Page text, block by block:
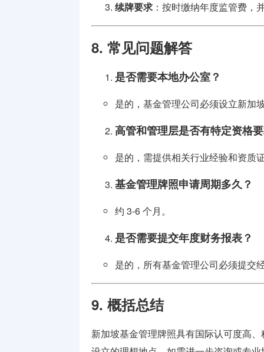
续牌要求 ：按时缴纳年度监管费，
8. 常见问题解答
是否需要本地办公室？
是的，基金管理公司必须设立新加
高管和管理层是否有特定资格
是的，需提供相关行业经验和资质
基金管理牌照申请周期多久？
约 3-6 个月。
是否需要提交年度财务报表？
是的，所有基金管理公司必须提交
9. 概括总结
新加坡基金管理牌照具有国际认可度高